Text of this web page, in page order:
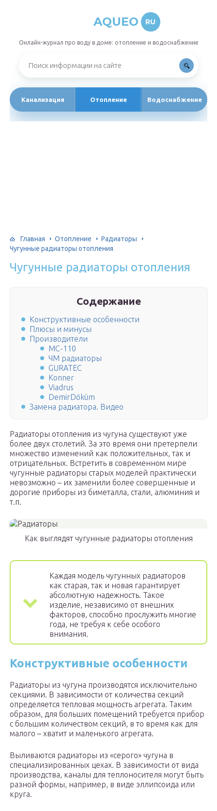
AQUEO RU
Онлайн-журнал про воду в доме: отопление и водоснабжение
Канализация Отопление Водоснабжение
Главная Отопление
Радиаторы
Чугунные радиаторы отопления
Чугунные радиаторы отопления
Содержание
Конструктивные особенности
Плюсы и минусы
Производители
МС-110
ЧМ радиаторы
GURATEC
Konner
Viadrus
DemirDöküm
Замена радиатора. Видео
Радиаторы отопления из чугуна существуют уже
более двух столетий. За это время они претерпели
множество изменений как положительных, так и
отрицательных. Встретить в современном мире
чугунные радиаторы старых моделей практически
невозможно – их заменили более совершенные и
дорогие приборы из биметалла, стали, алюминия и
т.п.
Как выглядят чугунные радиаторы отопления
Каждая модель чугунных радиаторов
как старая, так и новая гарантирует
абсолютную надежность. Такое
изделие, независимо от внешних
факторов, способно прослужить многие
года, не требуя к себе особого
внимания.
Конструктивные особенности
Радиаторы из чугуна производятся исключительно
секциями. В зависимости от количества секций
определяется тепловая мощность агрегата. Таким
образом, для больших помещений требуется прибор
с большим количеством секций, в то время как для
малого – хватит и маленького агрегата.
Выливаются радиаторы из «серого» чугуна в
специализированных цехах. В зависимости от вида
производства, каналы для теплоносителя могут быть
разной формы, например, в виде эллипсоида или
круга.